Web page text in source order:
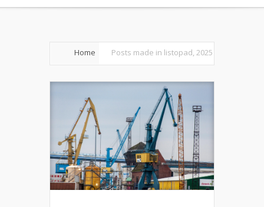
Home Posts made in listopad, 2025